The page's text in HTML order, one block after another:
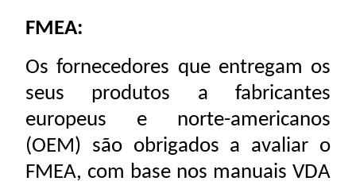
FMEA:
Os fornecedores que entregam os
seus produtos a fabricantes
europeus e norte-americanos
(OEM) são obrigados a avaliar o
FMEA, com base nos manuais VDA